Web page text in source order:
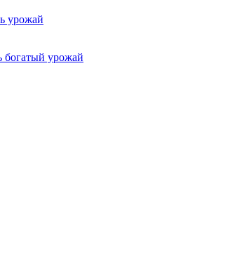
урожай
богатый урожай